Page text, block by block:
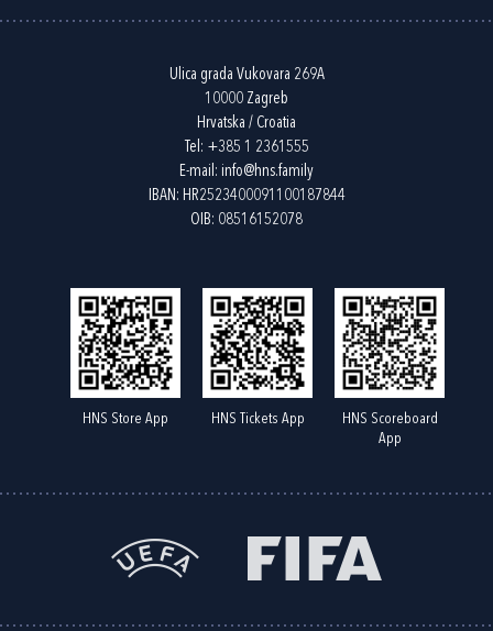
Ulica grada Vukovara 269A
10000 Zagreb
Hrvatska / Croatia
Tel: +385 1 2361555
E-mail: info@hns.family
IBAN: HR2523400091100187844
OIB: 08516152078
HNS Store App HNS Tickets App
HNS Scoreboard
App